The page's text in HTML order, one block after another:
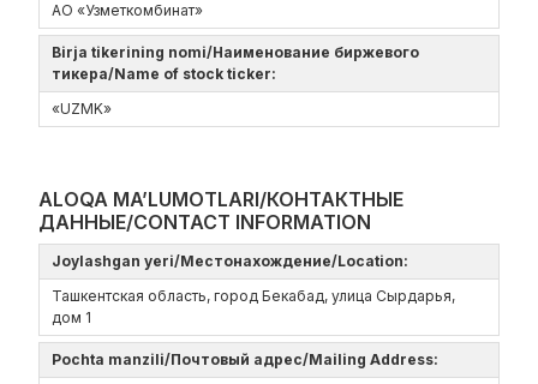
АО «Узметкомбинат»
Birja tikerining nomi/Наименование биржевого
тикера/Name of stock ticker:
«UZMK»
ALOQA MA’LUMOTLARI/КОНТАКТНЫЕ
ДАННЫЕ/CONTACT INFORMATION
Joylashgan yeri/Местонахождение/Location:
Ташкентская область, город Бекабад, улица Сырдарья,
дом 1
Pochta manzili/Почтовый адрес/Mailing Address: